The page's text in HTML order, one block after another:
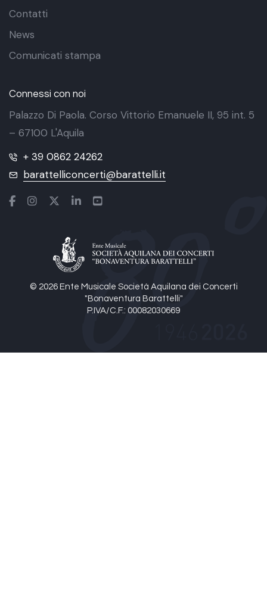
© 2026 Ente Musicale Società Aquilana dei Concerti
"Bonaventura Barattelli"
P.IVA/C.F.: 00082030669
Contatti
News
Comunicati stampa
Connessi con noi
Palazzo Di Paola. Corso Vittorio Emanuele II, 95 int. 5
– 67100 L'Aquila
+ 39 0862 24262
barattelliconcerti@barattelli.it